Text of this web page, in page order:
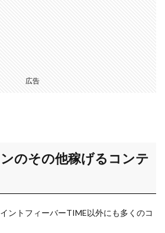
広告
のその他稼げるコンテ
ントフィーバーTIME以外にも多くのコ